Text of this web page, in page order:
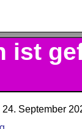
ist
24. September